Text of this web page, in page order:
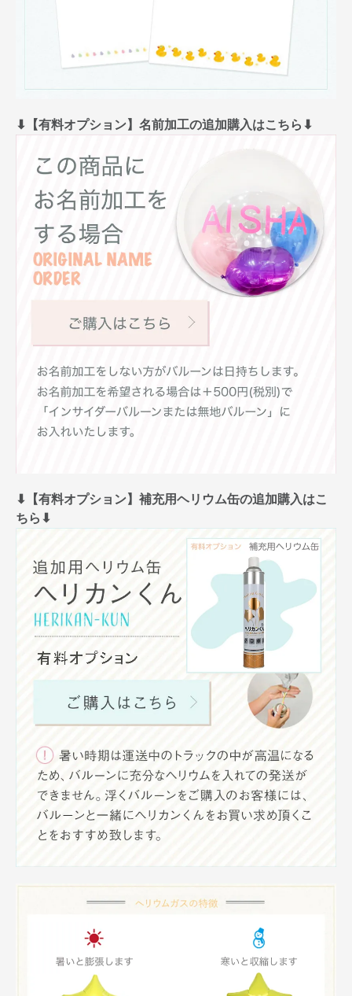
⬇︎【有料オプション】名前加工の追加購入はこちら⬇︎
⬇︎【有料オプション】補充用ヘリウム缶の追加購入はこ
ちら⬇︎